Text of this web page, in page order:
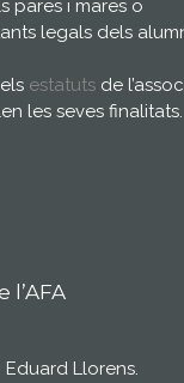
pares i mares o
legals dels
estatuts de
les seves finalitats.
l’AFA
Eduard Llorens.